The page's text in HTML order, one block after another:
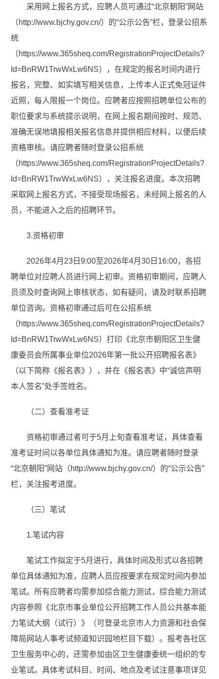
采用网上报名方式，应聘人员可通过“北京朝阳”网站
（http://www.bjchy.gov.cn/）的“公示公告”栏，登录公招系
统
（https://www.365sheq.com/RegistrationProjectDetails?
Id=BnRW1TrwWxLw6NS），在规定的报名时间内进行
报名，完整、如实填写相关信息，上传本人正式免冠证件
近照，每人限报一个岗位。应聘者应按照招聘单位公布的
职位要求与系统提示说明，在网上报名期间按时、规范、
准确无误地填报相关报名信息并提供相应材料，以便后续
资格审核。请应聘者随时登录公招系统
（https://www.365sheq.com/RegistrationProjectDetails?
Id=BnRW1TrwWxLw6NS），关注报名进度。本次招聘
采取网上报名方式，不接受现场报名，未经网上报名的人
员，不能进入之后的招聘环节。
3.资格初审
2026年4月23日9:00至2026年4月30日16:00，各招
聘单位对应聘人员进行网上初审。资格初审期间，应聘人
员须及时查询网上审核状态，如有疑问，请及时联系招聘
单位咨询。资格初审通过后可在公招系统
（https://www.365sheq.com/RegistrationProjectDetails?
Id=BnRW1TrwWxLw6NS）打印《北京市朝阳区卫生健
康委员会所属事业单位2026年第一批公开招聘报名表》
（以下简称《报名表》），并在《报名表》中“诚信声明
本人签名”处手签姓名。
（二）查看准考证
资格初审通过者可于5月上旬查看准考证，具体查看
准考证时间以各单位具体通知为准。请应聘者随时登录
“北京朝阳”网站（http://www.bjchy.gov.cn/）的“公示公告”
栏，关注报考进度。
（三）笔试
1.笔试内容
笔试工作拟定于5月进行，具体时间及形式以各招聘
单位具体通知为准，应聘人员应按要求在规定时间内参加
笔试。所有应聘者均需参加综合能力测试，综合能力测试
内容参照《北京市事业单位公开招聘工作人员公共基本能
力笔试大纲（试行）》（可登录北京市人力资源和社会保
障局网站人事考试频道知识园地栏目下载）。报考各社区
卫生服务中心的，还需参加由区卫生健康委统一组织的专
业笔试。具体考试科目、时间、地点及考试注意事项详见